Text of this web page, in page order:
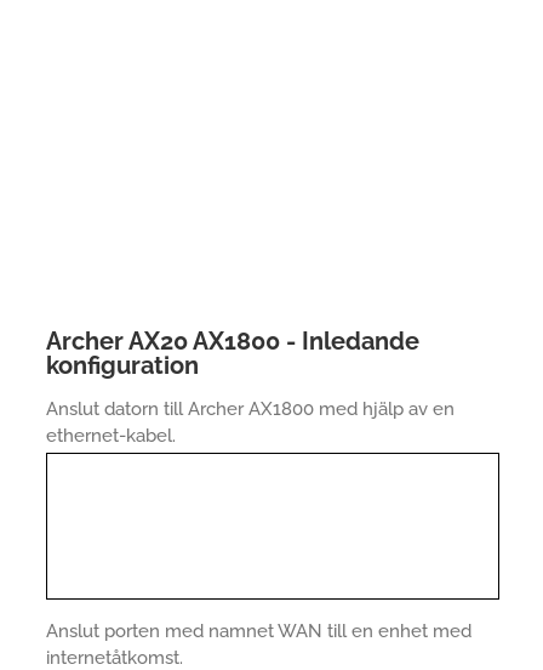
Archer AX20 AX1800 - Inledande
konfiguration
Anslut datorn till Archer AX1800 med hjälp av en
ethernet-kabel.
Anslut porten med namnet WAN till en enhet med
internetåtkomst.